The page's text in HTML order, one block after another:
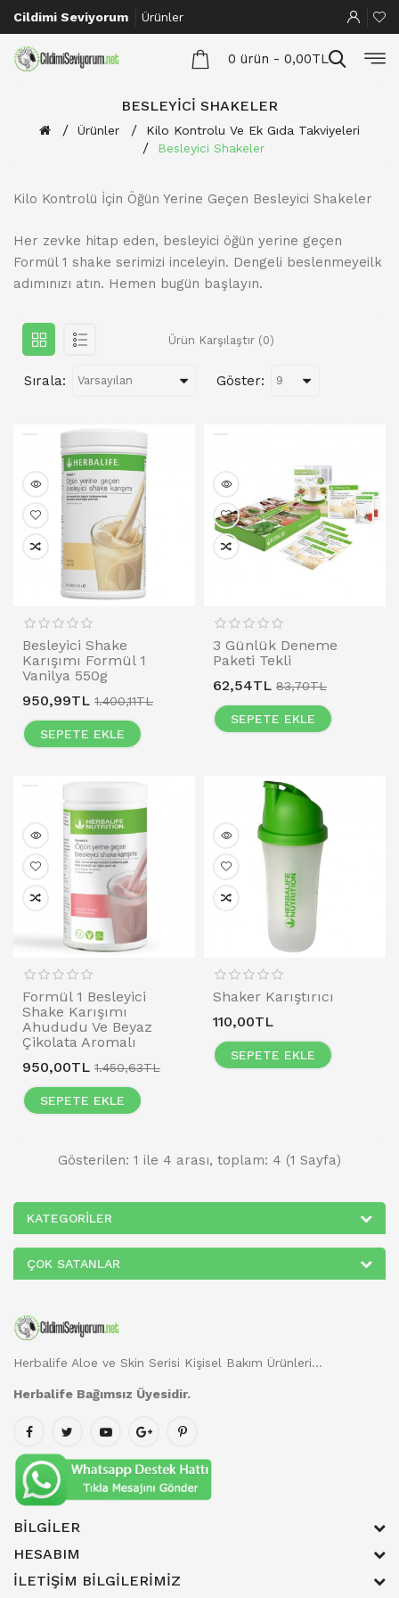
Cildimi Seviyorum Ürünler
0 ürün - 0,00TL
BESLEYICI SHAKELER
Ürünler
Kilo Kontrolu Ve Ek Gıda Takviyeleri
Besleyici Shakeler
Kilo Kontrolü İçin Öğün Yerine Geçen Besleyici Shakeler
Her zevke hitap eden, besleyici öğün yerine geçen
Formül 1 shake serimizi inceleyin. Dengeli beslenmeyeilk
adımınızı atın. Hemen bugün başlayın.
Ürün Karşılaştır (0)
Sırala: Göster:
Besleyici Shake
Karışımı Formül 1
Vanilya 550g
950,99TL 1.400,11TL
SEPETE EKLE
3 Günlük Deneme
Paketi Tekli
62,54TL 83,70TL
SEPETE EKLE
Formül 1 Besleyici
Shake Karışımı
Ahududu Ve Beyaz
Çikolata Aromalı
950,00TL 1.450,63TL
SEPETE EKLE
Shaker Karıştırıcı
110,00TL
SEPETE EKLE
Gösterilen: 1 ile 4 arası, toplam: 4 (1 Sayfa)
KATEGORILER
ÇOK SATANLAR
Herbalife Aloe ve Skin Serisi Kişisel Bakım Ürünleri...
Herbalife Bağımsız Üyesidir.
BILGILER
HESABIM
İLETIŞIM BILGILERIMIZ